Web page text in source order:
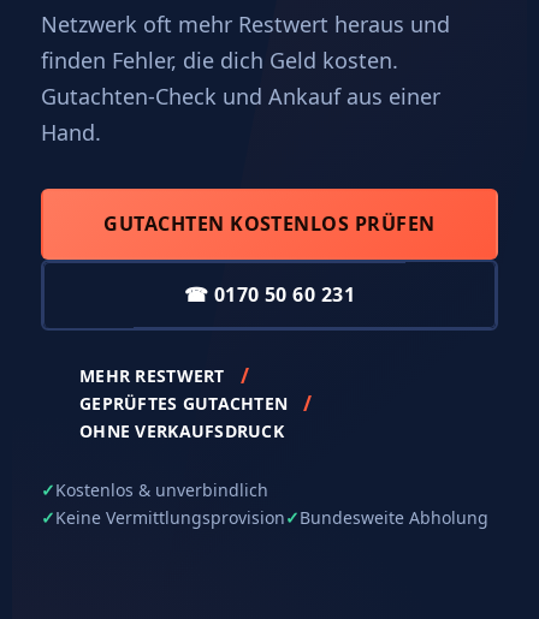
Netzwerk oft mehr Restwert heraus und
finden Fehler, die dich Geld kosten.
Gutachten-Check und Ankauf aus einer
Hand.
GUTACHTEN KOSTENLOS PRÜFEN
☎ 0170 50 60 231
MEHR RESTWERT
GEPRÜFTES GUTACHTEN
OHNE VERKAUFSDRUCK
✓Kostenlos & unverbindlich
✓Keine Vermittlungsprovision✓Bundesweite Abholung